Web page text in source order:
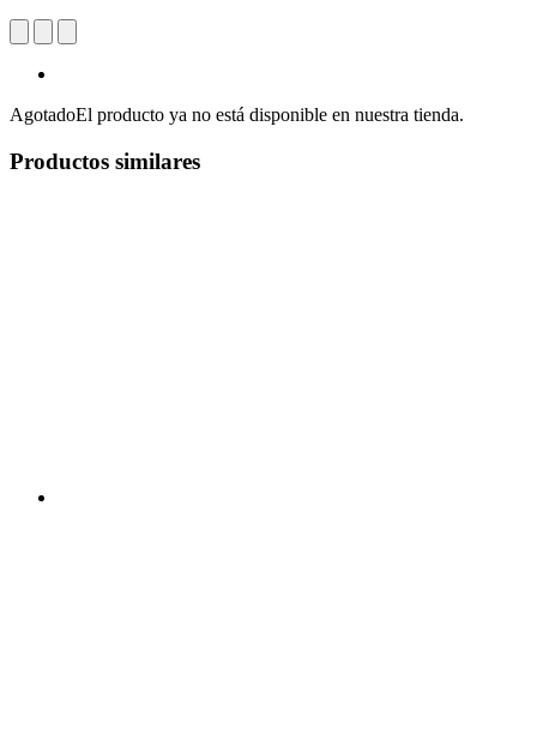
AgotadoEl producto ya no está disponible en nuestra tienda.
Productos similares